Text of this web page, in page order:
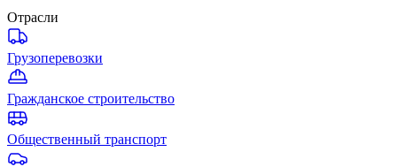
Отрасли
Грузоперевозки
Гражданское строительство
Общественный транспорт